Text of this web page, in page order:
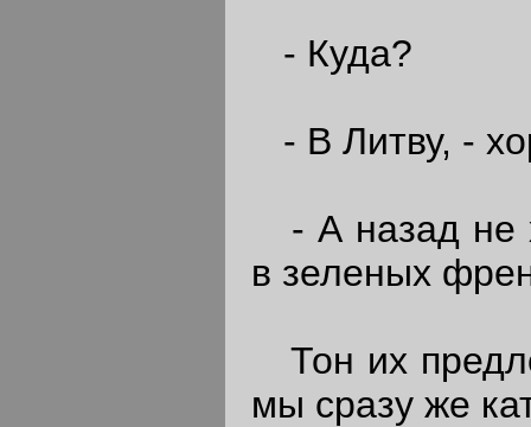
- Куда?
- В Литву, -
- А назад не
в зеленых
Тон их
мы сразу же